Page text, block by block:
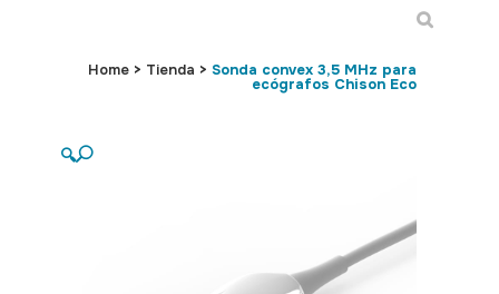
c
Home > Tienda > Sonda convex 3,5 MHz para
ecógrafos Chison Eco
🔍